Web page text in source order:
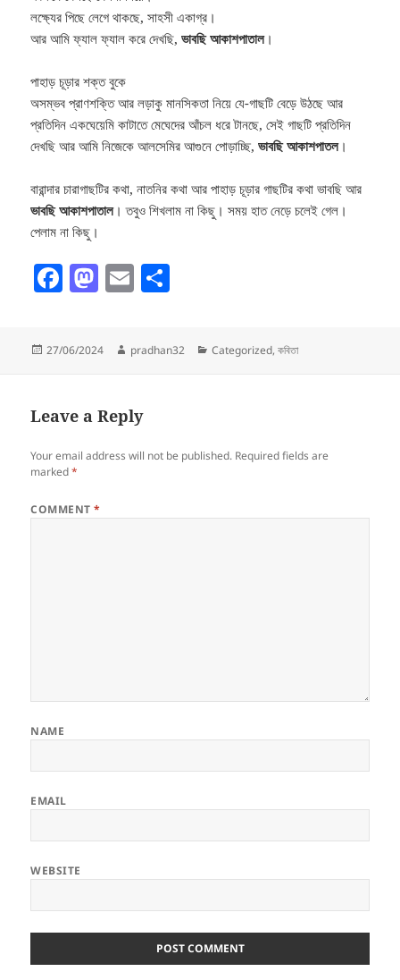
লক্ষ্যের পিছে লেগে থাকছে, সাহসী একাগ্র।
আর আমি ফ্যাল ফ্যাল করে দেখছি,ভাবছি আকাশপাতাল।
পাহাড় চূড়ার শক্ত বুকে
অসম্ভব প্রাণশক্তি আর লড়াকু মানসিকতা নিয়ে যে-গাছটি বেড়ে উঠছে আর
প্রতিদিন একঘেয়েমি কাটাতে মেঘেদের আঁচল ধরে টানছে, সেই গাছটি প্রতিদিন
দেখছি আর আমি নিজেকে আলসেমির আগুনে পোড়াচ্ছি,ভাবছি আকাশপাতল।
বারান্দার চারাগাছটির কথা, নাতনির কথা আর পাহাড় চূড়ার গাছটির কথা ভাবছি আর
ভাবছি আকাশপাতাল। তবুও শিখলাম না কিছু। সময় হাত নেড়ে চলেই গেল।
পেলাম না কিছু।
F
e
o
o
k
M
to
d
n
E
ai
l re
Posted
27/06/2024 Author
pradhan32 Categories
Categorized,কবিতা
Leave a Reply
Your email address will not be published. Required fields are
marked*
COMMENT*
NAME
EMAIL
WEBSITE